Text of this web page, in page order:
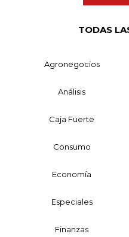
TODAS
Agronegocios
Análisis
Caja Fuerte
Consumo
Economía
Especiales
Finanzas